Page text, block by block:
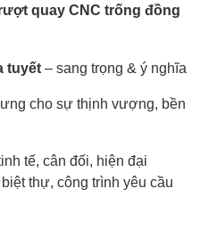
quay CNC trống đồng
tuyết – sang trọng & ý nghĩa
cho sự thịnh vượng, bền
tế, cân đối, hiện đại
thự, công trình yêu cầu